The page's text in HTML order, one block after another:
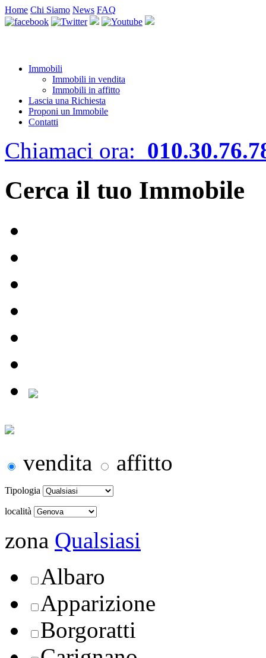
Home Chi Siamo News FAQ
Immobili
Immobili in vendita
Immobili in affitto
Lascia una Richiesta
Proponi un Immobile
Contatti
Chiamaci ora:
Cerca il tuo Immobile
vendita affitto
Tipologia
località
zona Qualsiasi
Albaro
Apparizione
Borgoratti